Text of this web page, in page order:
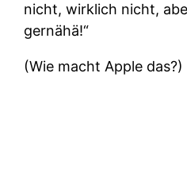
nicht, wirklich nicht,
gernähä!“
(Wie macht Apple das?)